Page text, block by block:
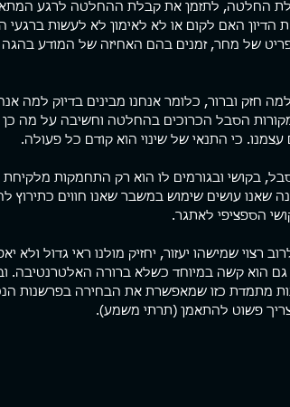
החלטה, לתזמן את קבלת ההחלטה לרגע
האם לקום או לא לאימון לא לעשות ברגעי
של מחר, זמנים בהם האחיזה של המודע
חזק וברור, כלומר אנחנו מבינים בדיוק למה
הסבל הכרוכים בהחלטה וחשיבה על מה כן
כי התנאי של שינוי הוא קודם כל פעולה.
בקושי ובגורמים לו הוא רק התחמקות מלקיחת
שאנו עושים שימוש במשבר שאנו חווים כתירוץ
הספציפי לאתגר.
רצוי שמישהו יעזור, יחזיק מולנו ראי גדול ולא
הוא קשה במיוחד כשלא ברורה האלטרנטיבה.
מתמדת כזו שמאפשרת את הבחירה בפרשנות
צריך פשוט להתאמן (תרתי משמע).